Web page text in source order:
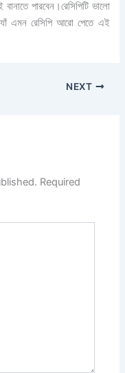
পারবেন।রেসিপিটি ভালো
এমন রেসিপি আরো পেতে এই
NEXT
Required